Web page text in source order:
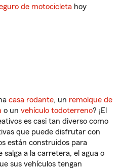
de motocicleta hoy
casa rodante, un remolque de
o un vehículo todoterreno? ¡El
es casi tan diverso como
que puede disfrutar con
están construidos para
a la carretera, el agua o
sus vehículos tengan